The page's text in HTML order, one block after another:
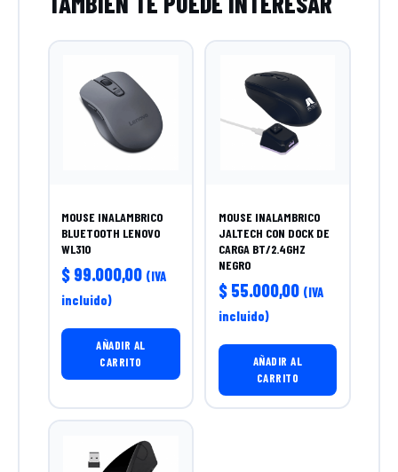
MOUSE INALAMBRICO
BLUETOOTH LENOVO
WL310
$ 99.000,00 (IVA
incluido)
AÑADIR AL
CARRITO
MOUSE INALAMBRICO
JALTECH CON DOCK DE
CARGA BT/2.4GHZ
NEGRO
$55.000,00 (IVA
incluido)
AÑADIR AL
CARRITO